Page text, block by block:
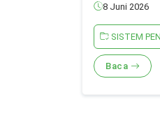
8 Juni 2026
SISTEM
Baca